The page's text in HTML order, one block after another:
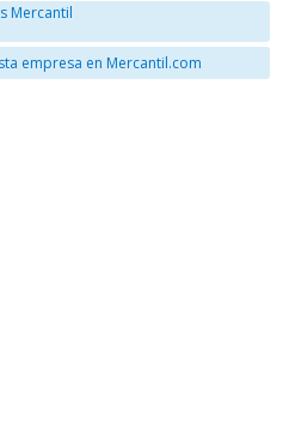
Mercantil
empresa en Mercantil.com